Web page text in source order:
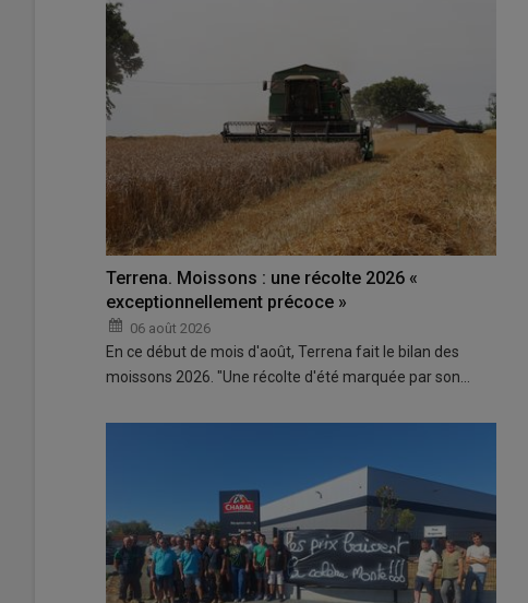
Terrena. Moissons : une récolte 2026 «
exceptionnellement précoce »
06 août 2026
En ce début de mois d'août, Terrena fait le bilan des
moissons 2026. "Une récolte d'été marquée par son…